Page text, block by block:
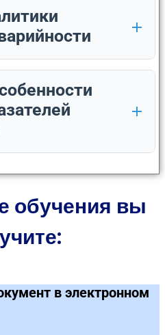
обучения вы
в электронном